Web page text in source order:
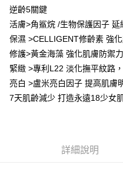
全家取貨付款
每筆NT$85，滿NT$499(含以
付款後全家取貨
7-11取貨付款
每筆NT$85，滿NT$499(含以
逆齡5關鍵
活膚>角鯊烷 /生物保護因子
保濕 >CELLIGENT修齡素 強
修護>黃金海藻 強化肌膚防禦
緊緻 >專利L22 淡化撫平紋路
亮白 >盧米亮白因子 提高肌膚
7天肌齡減少 打造永遠18少女
詳細說明